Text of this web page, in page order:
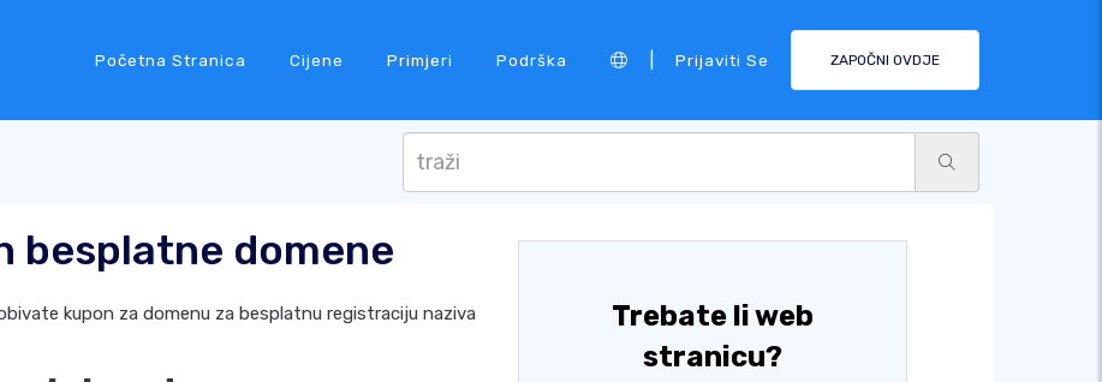
Početna Stranica Cijene Primjeri Podrška Prijaviti Se ZAPOČNI OVDJE
besplatne domene
kupon za domenu za besplatnu registraciju naziva
Trebate li web
stranicu?